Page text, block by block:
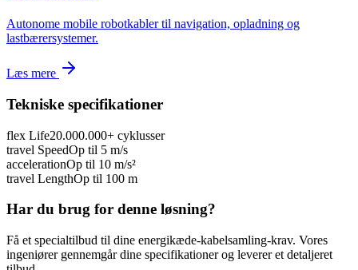
Autonome mobile robotkabler til navigation, opladning og
lastbærersystemer.
Læs mere
Tekniske specifikationer
flex Life20.000.000+ cyklusser
travel SpeedOp til 5 m/s
accelerationOp til 10 m/s²
travel LengthOp til 100 m
Har du brug for denne løsning?
Få et specialtilbud til dine energikæde-kabelsamling-krav. Vores
ingeniører gennemgår dine specifikationer og leverer et detaljeret